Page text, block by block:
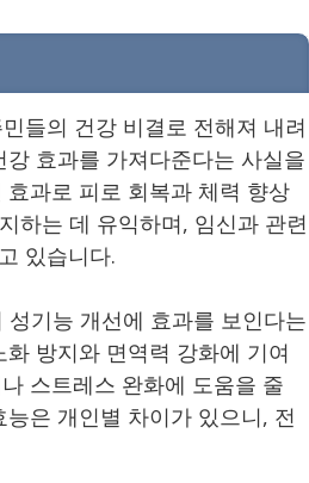
들의 건강 비결로 전해져 내려
효과를 가져다준다는 사실을
과로 피로 회복과 체력 향상
하는 데 유익하며, 임신과 관련
있습니다.
기능 개선에 효과를 보인다는
방지와 면역력 강화에 기여
스트레스 완화에 도움을 줄
은 개인별 차이가 있으니, 전